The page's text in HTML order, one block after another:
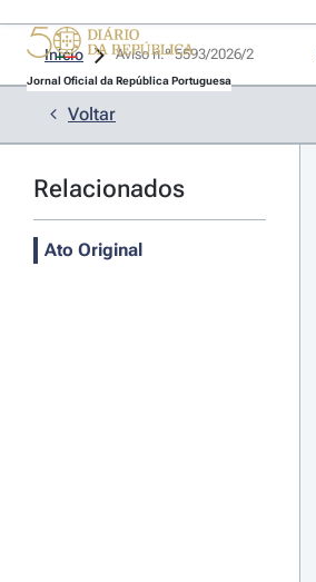
Jornal Oficial da República Portuguesa
Início
Voltar
Relacionados
Ato Original